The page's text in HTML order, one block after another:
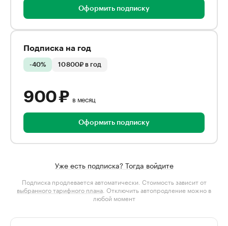
Оформить подписку
Подписка на год
-40% 10 800₽ в год
900 ₽ в месяц
Оформить подписку
Уже есть подписка? Тогда войдите
Подписка продлевается автоматически. Стоимость зависит от
выбранного тарифного плана . Отключить автопродление можно в
любой момент